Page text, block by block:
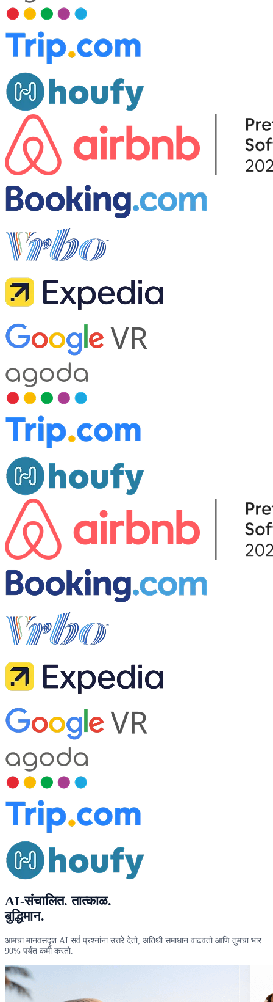
AI-संचालित. तात्काळ.
बुद्धिमान.
आमचा मानवसदृश AI सर्व प्रश्नांना उत्तरे देतो, अतिथी समाधान वाढवतो आणि तुमचा भार
90% पर्यंत कमी करतो.